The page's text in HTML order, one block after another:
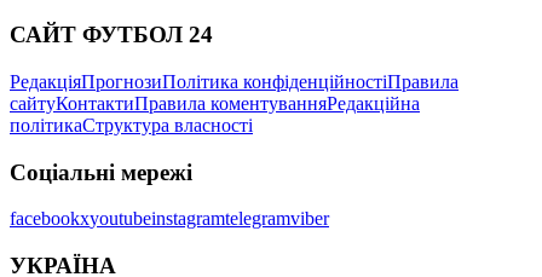
САЙТ ФУТБОЛ 24
РедакціяПрогнозиПолітика конфіденційностіПравила
сайтуКонтактиПравила коментуванняРедакційна
політикаСтруктура власності
Соціальні мережі
facebookxyoutubeinstagramtelegramviber
УКРАЇНА